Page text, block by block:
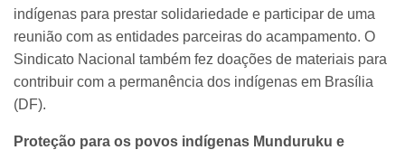
indígenas para prestar solidariedade e participar de uma
reunião com as entidades parceiras do acampamento. O
Sindicato Nacional também fez doações de materiais para
contribuir com a permanência dos indígenas em Brasília
(DF).
Proteção para os povos indígenas Munduruku e